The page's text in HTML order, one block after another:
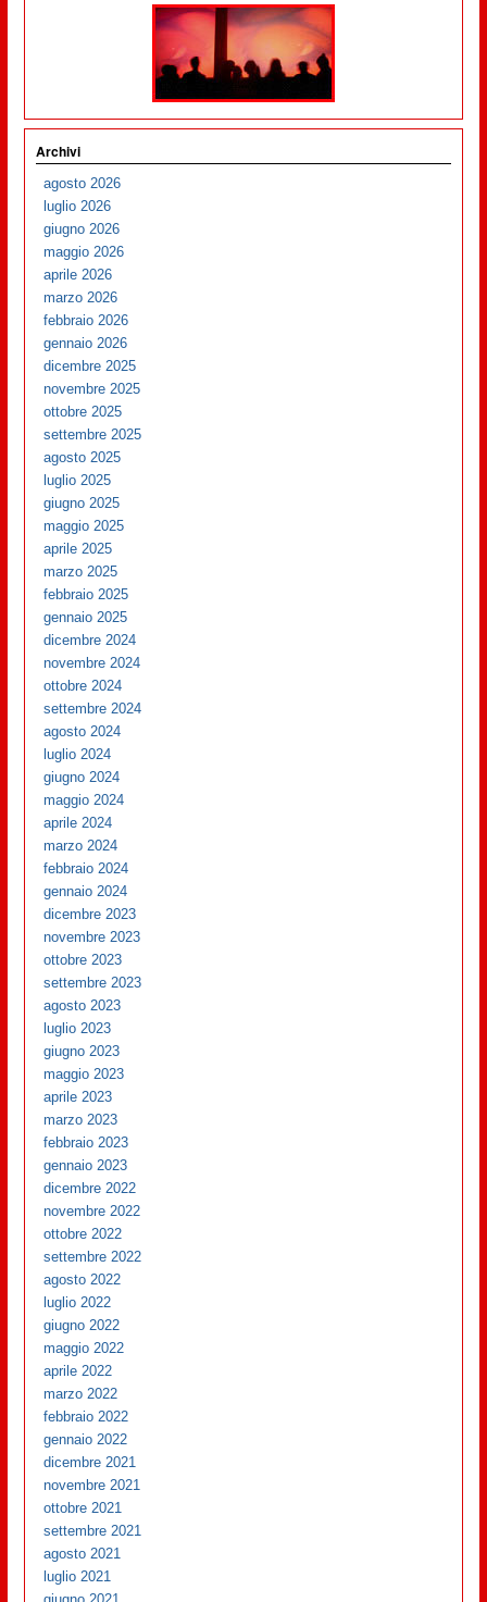
Archivi
agosto 2026
luglio 2026
giugno 2026
maggio 2026
aprile 2026
marzo 2026
febbraio 2026
gennaio 2026
dicembre 2025
novembre 2025
ottobre 2025
settembre 2025
agosto 2025
luglio 2025
giugno 2025
maggio 2025
aprile 2025
marzo 2025
febbraio 2025
gennaio 2025
dicembre 2024
novembre 2024
ottobre 2024
settembre 2024
agosto 2024
luglio 2024
giugno 2024
maggio 2024
aprile 2024
marzo 2024
febbraio 2024
gennaio 2024
dicembre 2023
novembre 2023
ottobre 2023
settembre 2023
agosto 2023
luglio 2023
giugno 2023
maggio 2023
aprile 2023
marzo 2023
febbraio 2023
gennaio 2023
dicembre 2022
novembre 2022
ottobre 2022
settembre 2022
agosto 2022
luglio 2022
giugno 2022
maggio 2022
aprile 2022
marzo 2022
febbraio 2022
gennaio 2022
dicembre 2021
novembre 2021
ottobre 2021
settembre 2021
agosto 2021
luglio 2021